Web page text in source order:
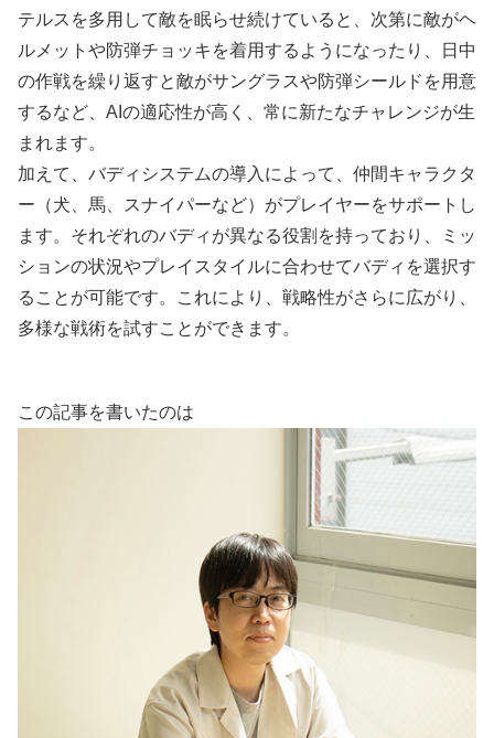
テルスを多用して敵を眠らせ続けていると、次第に敵がヘ
ルメットや防弾チョッキを着用するようになったり、日中
の作戦を繰り返すと敵がサングラスや防弾シールドを用意
するなど、AIの適応性が高く、常に新たなチャレンジが生
まれます。
加えて、バディシステムの導入によって、仲間キャラクタ
ー（犬、馬、スナイパーなど）がプレイヤーをサポートし
ます。それぞれのバディが異なる役割を持っており、ミッ
ションの状況やプレイスタイルに合わせてバディを選択す
ることが可能です。これにより、戦略性がさらに広がり、
多様な戦術を試すことができます。
この記事を書いたのは